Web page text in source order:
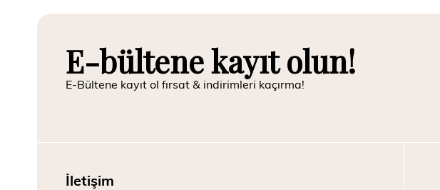
E-bültene kayıt olun!
E-Bültene kayıt ol fırsat & indirimleri kaçırma!
İletişim